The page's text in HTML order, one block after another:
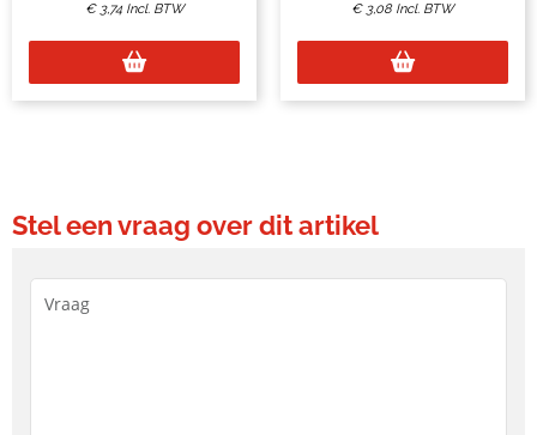
€ 3,74 Incl. BTW € 3,08 Incl. BTW
Stel een vraag over dit artikel